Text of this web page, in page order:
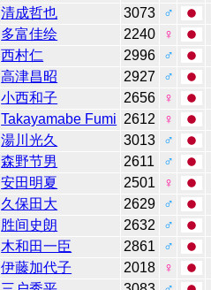
清成哲也 3073
♂
多富佳绘 2240
♀
西村仁 2996
♂
高津昌昭 2927
♂
小西和子 2656
♀
Takayamabe Fumi 2612
♀
湯川光久 3013
♂
森野节男 2611
♂
安田明夏 2501
♀
久保田大 2629
♂
胜间史朗 2632
♂
木和田一臣 2861
♂
伊藤加代子 2018
♀